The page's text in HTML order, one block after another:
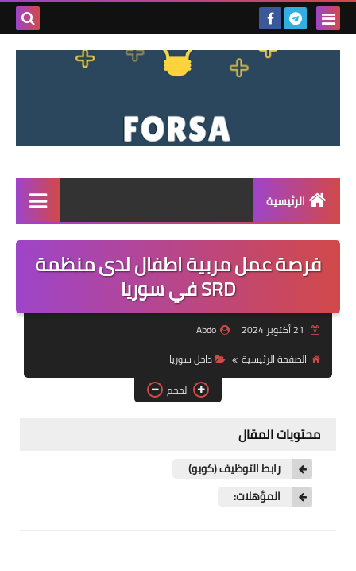
بحث
الرئيسية
القائمة
مناقصات
فرص عمل داخل سوريا
فرص عمل في العراق
فرص عمل في اليمن
فرصة عمل مربية اطفال لدى منظمة
SRD في سوريا
Abdo
الصفحة الرئيسية
داخل سوريا
الحجم
محتويات المقال
رابط التوظيف (كوبو)
المؤهلات: